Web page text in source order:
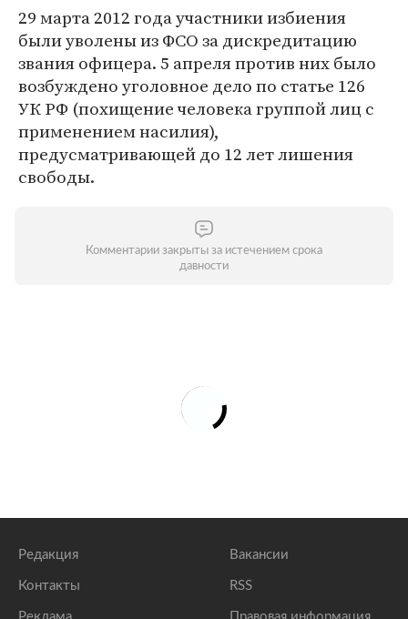
29 марта 2012 года участники избиения
были уволены из ФСО за дискредитацию
звания офицера. 5 апреля против них было
возбуждено уголовное дело по статье 126
УК РФ (похищение человека группой лиц с
применением насилия),
предусматривающей до 12 лет лишения
свободы.
Комментарии закрыты за истечением срока
давности
Редакция
Контакты
Вакансии
RSS